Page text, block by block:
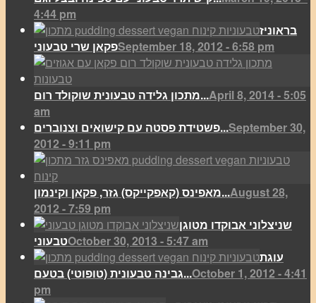
4:44 pm
בראוניז
פקאן שרי טבעוניSeptember 18, 2012 - 6:58 pm
מתכון גלידה טבעונית שוקולד רום...April 8, 2014 - 5:05
am
פשטידת פסטה עם קישואים וצנוברים...September 30,
2012 - 9:11 pm
מאפינס (קאפקייקס) גזר, פקאן וקינמון...August 28,
2012 - 7:59 pm
שניצלוני אבוקדו מטוגן
טבעוניOctober 30, 2013 - 5:47 am
עוגת
גבינה טבעונית (טופוטי) בטעם...October 1, 2012 - 4:41
pm